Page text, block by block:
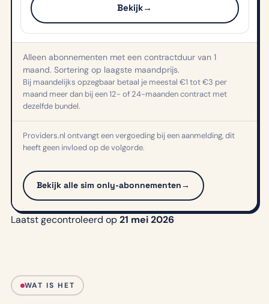
Bekijk→
Alleen abonnementen met een contractduur van 1
maand. Sortering op laagste maandprijs.
Bij maandelijks opzegbaar betaal je meestal €1 tot €3 per
maand meer dan bij een 12- of 24-maanden contract met
dezelfde bundel.
Providers.nl ontvangt een vergoeding bij een aanmelding, dit
heeft geen invloed op de volgorde.
Bekijk alle sim only-abonnementen→
Laatst gecontroleerd op21 mei 2026
WAT IS HET